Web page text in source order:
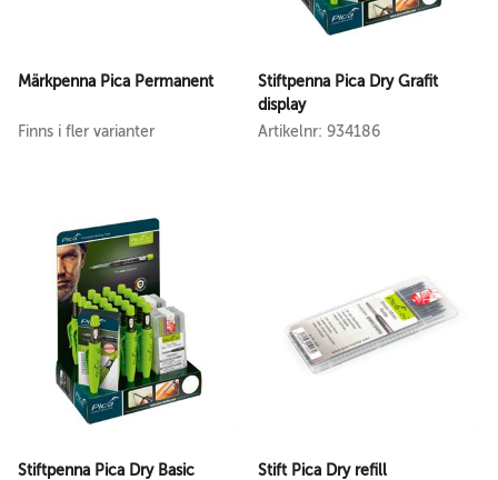
Märkpenna Pica Permanent
Finns i fler varianter
Stiftpenna Pica Dry Grafit
display
Artikelnr: 934186
Stiftpenna Pica Dry Basic
Stift Pica Dry refill